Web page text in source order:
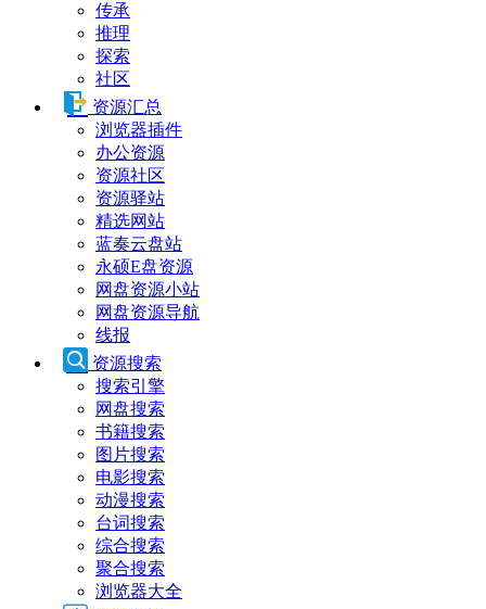
传承
推理
探索
社区
资源汇总
浏览器插件
办公资源
资源社区
资源驿站
精选网站
蓝奏云盘站
永硕E盘资源
网盘资源小站
网盘资源导航
线报
资源搜索
搜索引擎
网盘搜索
书籍搜索
图片搜索
电影搜索
动漫搜索
台词搜索
综合搜索
聚合搜索
浏览器大全